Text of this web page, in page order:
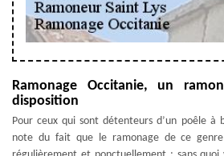
Ramonage Occitanie, un
disposition
Pour ceux qui sont détenteurs d’un poêle à
note du fait que le ramonage de ce